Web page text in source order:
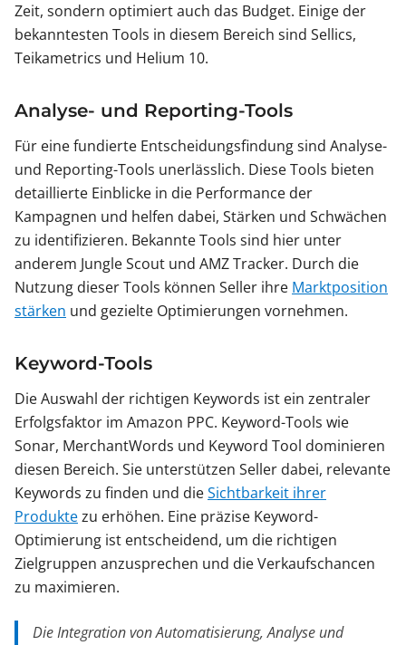
Zeit, sondern optimiert auch das Budget. Einige der
bekanntesten Tools in diesem Bereich sind Sellics,
Teikametrics und Helium 10.
Analyse- und Reporting-Tools
Für eine fundierte Entscheidungsfindung sind Analyse-
und Reporting-Tools unerlässlich. Diese Tools bieten
detaillierte Einblicke in die Performance der
Kampagnen und helfen dabei, Stärken und Schwächen
zu identifizieren. Bekannte Tools sind hier unter
anderem Jungle Scout und AMZ Tracker. Durch die
Nutzung dieser Tools können Seller ihre Marktposition
stärken und gezielte Optimierungen vornehmen.
Keyword-Tools
Die Auswahl der richtigen Keywords ist ein zentraler
Erfolgsfaktor im Amazon PPC. Keyword-Tools wie
Sonar, MerchantWords und Keyword Tool dominieren
diesen Bereich. Sie unterstützen Seller dabei, relevante
Keywords zu finden und dieSichtbarkeit ihrer
Produktezu erhöhen. Eine präzise Keyword-
Optimierung ist entscheidend, um die richtigen
Zielgruppen anzusprechen und die Verkaufschancen
zu maximieren.
Die Integration von Automatisierung, Analyse und